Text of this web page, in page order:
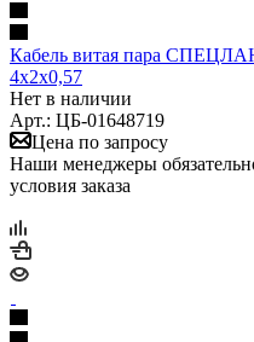
Кабель витая пара
4x2x0,57
Нет в наличии
Арт.: ЦБ-01648719
Цена по запросу
Наши менеджеры
условия заказа